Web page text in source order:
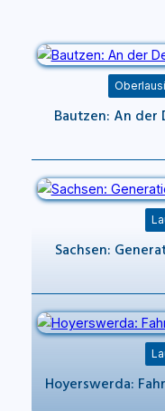
Bautzen: An
Sachsen:
Hoyerswerda: